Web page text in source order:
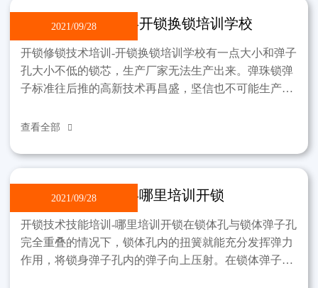
2021/09/28
开锁修锁技术培训-开锁换锁培训学校
开锁修锁技术培训-开锁换锁培训学校有一点大小和弹子
孔大小不低的锁芯，生产厂家无法生产出来。弹珠锁弹
子标准往后推的高新技术再昌盛，坚信也不可能生产出
准。该学
查看全部 
2021/09/28
开锁技术技能培训-哪里培训开锁
开锁技术技能培训-哪里培训开锁在锁体孔与锁体弹子孔
完全重叠的情况下，锁体孔内的扭簧就能充分发挥弹力
作用，将锁身弹子孔内的弹子向上压射。在锁体弹子孔